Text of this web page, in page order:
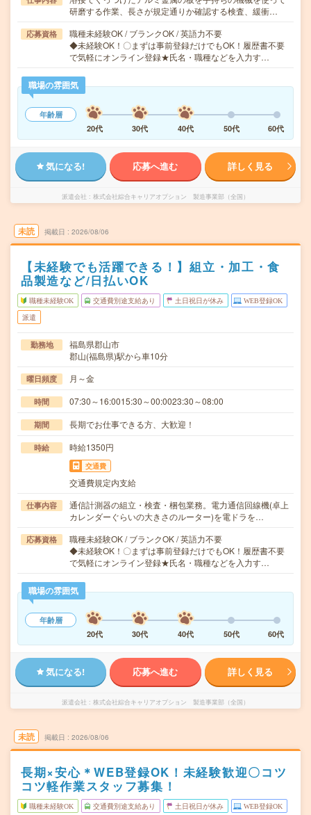
研磨する作業、長さが規定通りか確認する検査、緩衝…
応募資格
職種未経験OK / ブランクOK / 英語力不要
◆未経験OK！〇まずは事前登録だけでもOK！履歴書不要
で気軽にオンライン登録★氏名・職種などを入力す…
職場の雰囲気
年齢層
20代
30代 40代 50代 60代
気になる! 応募へ進む 詳しく見る
派遣会社 株式会社綜合キャリアオプション 製造事業部（全国）
未読 掲載日 2026/08/06
【未経験でも活躍できる！】組立・加工・食
品製造など/日払いOK
職種未経験OK 交通費別途支給あり 土日祝日が休み WEB登録OK
派遣
勤務地
福島県郡山市
郡山(福島県)駅から車10分
曜日頻度 月～金
時間 07:30～16:0015:30～00:0023:30～08:00
期間 長期でお仕事できる方、大歓迎！
時給 時給1350円
交通費
交通費規定内支給
仕事内容
通信計測器の組立・検査・梱包業務。電力通信回線機(卓上
カレンダーぐらいの大きさのルーター)を電ドラを…
応募資格
職種未経験OK / ブランクOK / 英語力不要
◆未経験OK！〇まずは事前登録だけでもOK！履歴書不要
で気軽にオンライン登録★氏名・職種などを入力す…
職場の雰囲気
年齢層
20代
30代 40代 50代 60代
気になる! 応募へ進む 詳しく見る
派遣会社 株式会社綜合キャリアオプション 製造事業部（全国）
未読 掲載日 2026/08/06
長期×安心＊WEB登録OK！未経験歓迎〇コツ
コツ軽作業スタッフ募集！
職種未経験OK 交通費別途支給あり 土日祝日が休み WEB登録OK